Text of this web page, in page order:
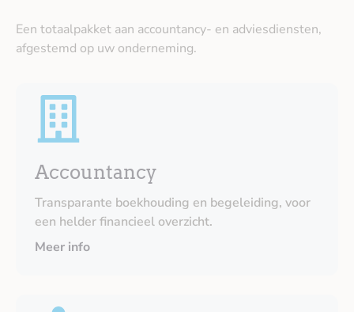
Een totaalpakket aan accountancy- en adviesdiensten,
afgestemd op uw onderneming.
Accountancy
Transparante boekhouding en begeleiding, voor
een helder financieel overzicht.
Meer info